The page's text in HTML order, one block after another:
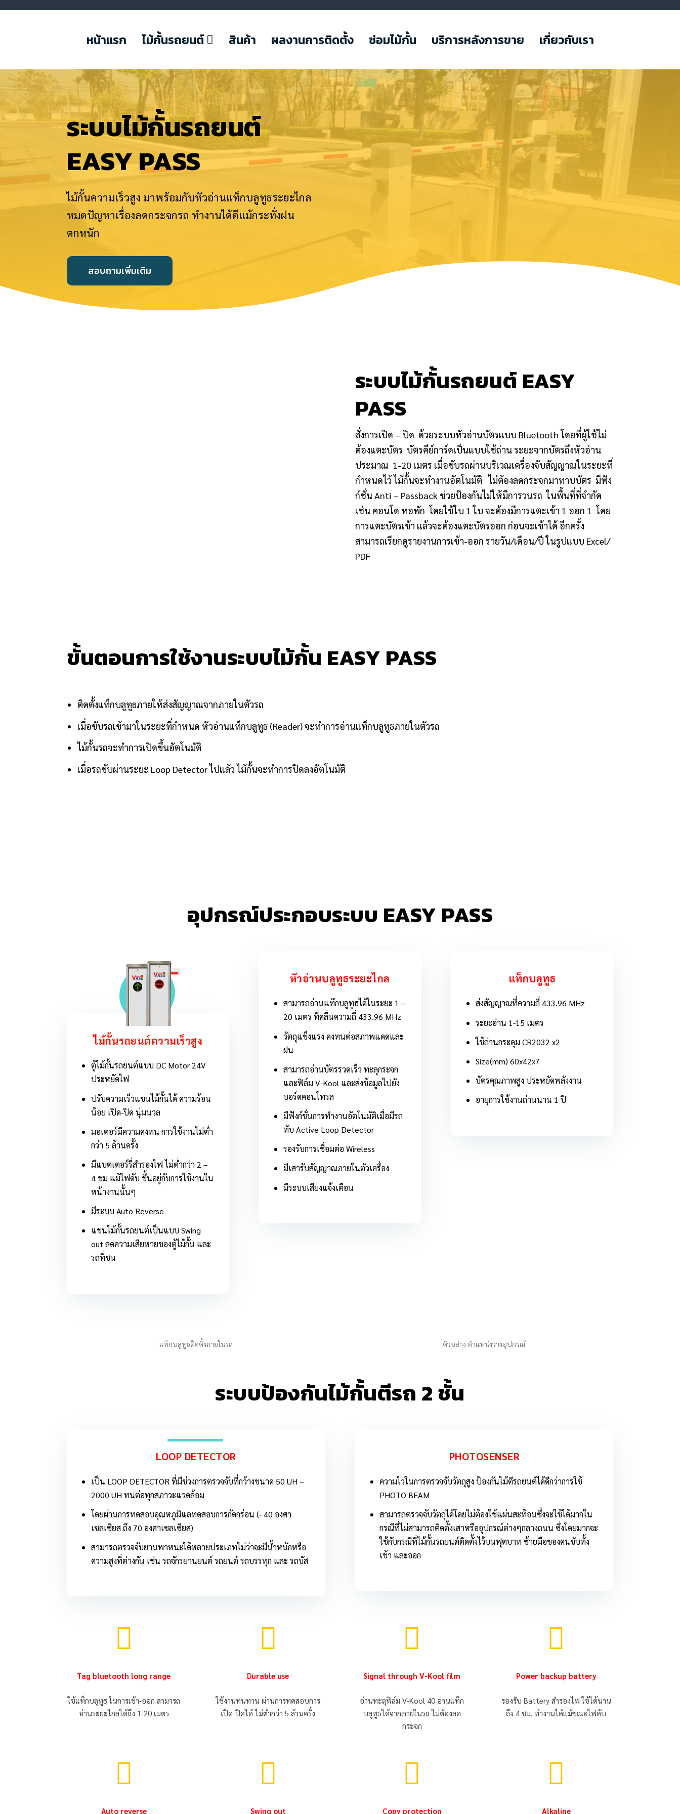
หน้าแรก ไม้กั้นรถยนต์ สินค้า ผลงานการติดตั้ง ซ่อมไม้กั้น บริการหลังการขาย เกี่ยวกับเรา
ระบบไม้กั้นรถยนต์
EASY PASS
ไม้กั้นความเร็วสูง มาพร้อมกับหัวอ่านแท็กบลูทูธระยะไกล
หมดปัญหาเรื่องลดกระจกรถ ทำงานได้ดีแม้กระทั่งฝน
ตกหนัก
สอบถามเพิ่มเติม
ระบบไม้กั้นรถยนต์ EASY
PASS
สั่งการเปิด – ปิด ด้วยระบบหัวอ่านบัตรแบบ Bluetooth โดยที่ผู้ใช้ไม่
ต้องแตะบัตร บัตรคีย์การ์ดเป็นแบบใช้ถ่าน ระยะจากบัตรถึงหัวอ่าน
ประมาณ 1-20 เมตร เมื่อขับรถผ่านบริเวณเครื่องจับสัญญาณในระยะที่
กำหนดไว้ ไม้กั้นจะทำงานอัตโนมัติ ไม่ต้องลดกระจกมาทาบบัตร มีฟัง
ก์ชั่น Anti – Passback ช่วยป้องกันไม่ให้มีการวนรถ ในพื้นที่ที่จำกัด
เช่น คอนโด หอพัก โดยใช้ใบ 1 ใบ จะต้องมีการแตะเข้า 1 ออก 1 โดย
การแตะบัตรเข้า แล้วจะต้องแตะบัตรออก ก่อนจะเข้าได้ อีกครั้ง
สามารถเรียกดูรายงานการเข้า-ออก รายวัน/เดือน/ปี ในรูปแบบ Excel/
PDF
ขั้นตอนการใช้งานระบบไม้กั้น EASY PASS
ติดตั้งแท็กบลูทูธภายให้ส่งสัญญาณจากภายในตัวรถ
เมื่อขับรถเข้ามาในระยะที่กำหนด หัวอ่านแท็กบลูทูธ (Reader) จะทำการอ่านแท็กบลูทูธภายในตัวรถ
ไม้กั้นรถจะทำการเปิดขึ้นอัตโนมัติ
เมื่อรถขับผ่านระยะ Loop Detector ไปแล้ว ไม้กั้นจะทำการปิดลงอัตโนมัติ
อุปกรณ์ประกอบระบบ EASY PASS
ไม้กั้นรถยนต์ความเร็วสูง
ตู้ไม้กั้นรถยนต์แบบ DC Motor 24V
ประหยัดไฟ
ปรับความเร็วแขนไม้กั้นได้ ความร้อน
น้อย เปิด-ปิด นุ่มนวล
มอเตอร์มีความคงทน การใช้งานไม่ต่ำ
กว่า 5 ล้านครั้ง
มีแบตเตอร์รี่สำรองไฟ ไม่ต่ำกว่า 2 –
4 ชม แม้ไฟดับ ขึ้นอยู่กับการใช้งานใน
หน้างานนั้นๆ
มีระบบ Auto Reverse
แขนไม้กั้นรถยนต์เป็นแบบ Swing
out ลดความเสียหายของตู้ไม้กั้น และ
รถที่ชน
หัวอ่านบลูทูธระยะไกล
สามารถอ่านแท๊กบลูทูธได้ในระยะ 1 –
20 เมตร ที่คลื่นความถี่ 433.96 MHz
วัตถุแข็งแรง คงทนต่อสภาพแดดและ
ฝน
สามารถอ่านบัตรรวดเร็ว ทะลุกระจก
และฟิล์ม V-Kool และส่งข้อมูลไปยัง
บอร์ดคอนโทรล
มีฟังก์ชั่นการทำงานอัตโนมัติเมื่อมีรถ
ทับ Active Loop Detector
รองรับการเชื่อมต่อ Wireless
มีเสารับสัญญาณภายในตัวเครื่อง
มีระบบเสียงแจ้งเตือน
แท็กบลูทูธ
ส่งสัญญาณที่ความถี่ 433.96 MHz
ระยะอ่าน 1-15 เมตร
ใช้ถ่านกระดุม CR2032 x2
Size(mm) 60x42x7
บัตรคุณภาพสูง ประหยัดพลังงาน
อายุการใช้งานถ่านนาน 1 ปี
แท็กบลูทูธติดตั้งภายในรถ ตัวอย่าง ตำแหน่งวางอุปกรณ์
ระบบป้องกันไม้กั้นตีรถ 2 ชั้น
LOOP DETECTOR
เป็น LOOP DETECTOR ที่มีช่วงการตรวจจับที่กว้างขนาด 50 UH –
2000 UH ทนต่อทุกสภาวะแวดล้อม
โดยผ่านการทดสอบอุณหภูมิแลทดสอบการกัดกร่อน (- 40 องศา
เซลเซียส ถึง 70 องศาเซลเซียส)
สามารถตรวจจับยานพาหนะได้หลายประเภทไม่ว่าจะมีน้ำหนักหรือ
ความสูงที่ต่างกัน เช่น รถจักรยานยนต์ รถยนต์ รถบรรทุก และ รถบัส
PHOTOSENSER
ความไวในการตรวจจับวัตถุสูง ป้องกันไม้ตีรถยนต์ได้ดีกว่าการใช้
PHOTO BEAM
สามารถตรวจจับวัตถุได้โดยไม่ต้องใช้แผ่นสะท้อนซึ่งจะใช้ได้มากใน
กรณีที่ไม่สามารถติดตั้งเสาหรืออุปกรณ์ต่างๆกลางถนน ซึ่งโดยมากจะ
ใช้กับกรณีที่ไม้กั้นรถยนต์ติดตั้งไว้บนฟุตบาท ซ้ายมือของคนขับทั้ง
เข้า และออก

Tag bluetooth long range
ใช้แท็กบลูทูธ ในการเข้า-ออก สามารถ
อ่านระยะไกลได้ถึง 1-20 เมตร

Durable use
ใช้งานทนทาน ผ่านการทดสอบการ
เปิด-ปิดได้ ไม่ต่ำกว่า 5 ล้านครั้ง

Signal through V-Kool film
อ่านทะลุฟิล์ม V-Kool 40 อ่านแท็ก
บลูทูธได้จากภายในรถ ไม่ต้องลด
กระจก

Power backup battery
รองรับ Battery สำรองไฟ ใช้ได้นาน
ถึง 4 ชม. ทำงานได้แม้ขณะไฟดับ

Auto reverse

Swing out

Copy protection

Alkaline